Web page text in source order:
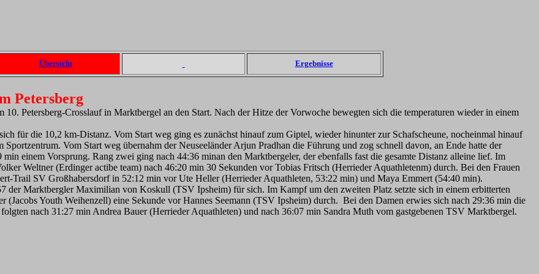
Übersicht Ergebnisse
Petersberg
Petersberg-Crosslauf in Marktbergel an den Start. Nach der Hitze der Vorwoche bewegten sich die temperaturen wieder in einem
für die 10,2 km-Distanz. Vom Start weg ging es zunächst hinauf zum Giptel, wieder hinunter zur Schafscheune, nocheinmal hinauf
Vom Start weg übernahm der Neuseeländer Arjun Pradhan die Führung und zog schnell davon, an Ende hatte der
einem Vorsprung. Rang zwei ging nach 44:36 minan den Marktbergeler, der ebenfalls fast die gesamte Distanz alleine lief. Im
Weltner (Erdinger actibe team) nach 46:20 min 30 Sekunden vor Tobias Fritsch (Herrieder Aquathletenm) durch. Bei den Frauen
Trail SV Großhabersdorf in 52:12 min vor Ute Heller (Herrieder Aquathleten, 53:22 min) und Maya Emmert (54:40 min).
der Marktbergler Maximilian von Koskull (TSV Ipsheim) für sich. Im Kampf um den zweiten Platz setzte sich in einem erbitterten
(Jacobs Youth Weihenzell) eine Sekunde vor Hannes Seemann (TSV Ipsheim) durch. Bei den Damen erwies sich nach 29:36 min die
nach 31:27 min Andrea Bauer (Herrieder Aquathleten) und nach 36:07 min Sandra Muth vom gastgebenen TSV Marktbergel.